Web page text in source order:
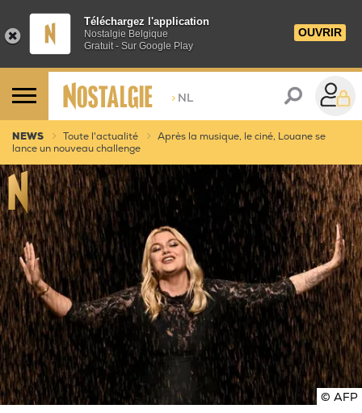
Téléchargez l'application
Nostalgie Belgique
Gratuit - Sur Google Play
OUVRIR
> NL
NEWS Toute l'actualité
Après la musique, le ciné, Louane se
lance un nouveau challenge
© AFP